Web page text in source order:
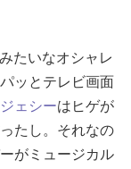
たいなオシャレ
ッとテレビ画面
ジェシーはヒゲが
たし。それなの
がミュージカル